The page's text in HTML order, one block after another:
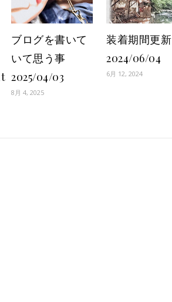
ブログを書いて
いて思う事
2025/04/03
8月 4, 2025
装着期間更新
2024/06/04
6月 12, 2024